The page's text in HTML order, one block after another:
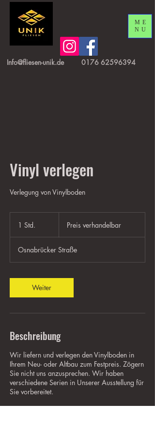
Info@fliesen-unik.de 0176 62596394
ME
NU
Vinyl verlegen
Verlegung von Vinylboden
1 Std.
d
Preis verhandelbar
Osnabrücker Straße
Weiter
Beschreibung
Wir liefern und verlegen den Vinylboden in
Ihrem Neu- oder Altbau zum Festpreis. Zögern
Sie nicht uns anzusprechen. Wir haben
verschiedene Serien in Unserer Ausstellung für
Sie vorbereitet.